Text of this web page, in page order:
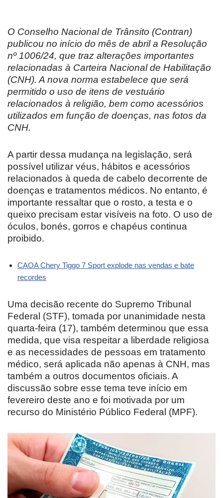
O Conselho Nacional de Trânsito (Contran)
publicou no início do mês de abril a Resolução
nº 1006/24, que traz alterações importantes
relacionadas à Carteira Nacional de Habilitação
(CNH). A nova norma estabelece que será
permitido o uso de itens de vestuário
relacionados à religião, bem como acessórios
utilizados em função de doenças, nas fotos da
CNH.
A partir dessa mudança na legislação, será
possível utilizar véus, hábitos e acessórios
relacionados à queda de cabelo decorrente de
doenças e tratamentos médicos. No entanto, é
importante ressaltar que o rosto, a testa e o
queixo precisam estar visíveis na foto. O uso de
óculos, bonés, gorros e chapéus continua
proibido.
CAOA Chery Tiggo 7 Sport explode nas vendas e bate
recordes
Uma decisão recente do Supremo Tribunal
Federal (STF), tomada por unanimidade nesta
quarta-feira (17), também determinou que essa
medida, que visa respeitar a liberdade religiosa
e as necessidades de pessoas em tratamento
médico, será aplicada não apenas à CNH, mas
também a outros documentos oficiais. A
discussão sobre esse tema teve início em
fevereiro deste ano e foi motivada por um
recurso do Ministério Público Federal (MPF).